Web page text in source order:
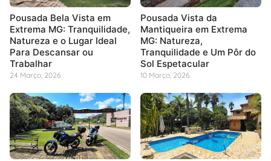
Pousada Bela Vista em
Extrema MG: Tranquilidade,
Natureza e o Lugar Ideal
Para Descansar ou
Trabalhar
24 Março, 2026
Pousada Vista da
Mantiqueira em Extrema
MG: Natureza,
Tranquilidade e Um Pôr do
Sol Espetacular
10 Março, 2026